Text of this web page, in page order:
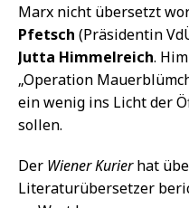
Marx nicht übersetzt
Pfetsch (Präsidentin
Jutta Himmelreich.
„Operation
ein wenig ins Licht der
sollen.
Der Wiener Kurierhat
Literaturübersetzer